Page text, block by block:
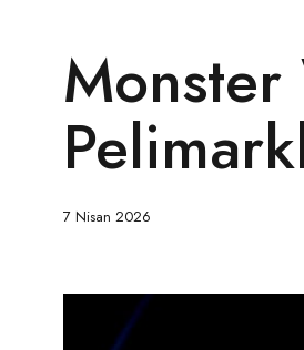
7 Nisan 2026